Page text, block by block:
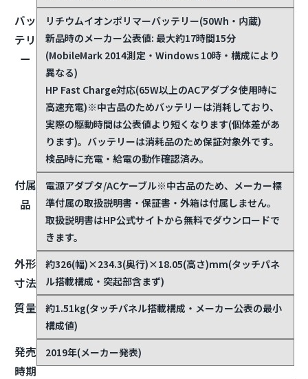
バッ
テリ
ー
リチウムイオンポリマーバッテリー(50Wh・内蔵)
新品時のメーカー公表値: 最大約17時間15分
(MobileMark 2014測定・Windows 10時・構成により
異なる)
HP Fast Charge対応(65W以上のACアダプタ使用時に
高速充電)※中古品のためバッテリーは消耗しており、
実際の駆動時間は公表値より短くなります(個体差があ
ります)。バッテリーは消耗品のため保証対象外です。
検品時に充電・給電の動作確認済み。
付属
品
電源アダプタ/ACケーブル※中古品のため、メーカー標
準付属の取扱説明書・保証書・外箱は付属しません。
取扱説明書はHP公式サイトから無料でダウンロードで
きます。
外形
寸法
約326(幅)×234.3(奥行)×18.05(高さ)mm(タッチパネ
ル搭載構成・突起部含まず)
質量
約1.51kg(タッチパネル搭載構成・メーカー公表の最小
構成値)
発売
時期
2019年(メーカー発表)